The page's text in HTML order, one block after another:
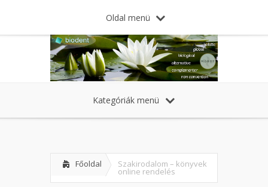
Oldal menü
Kategóriák menü
Főoldal Szakirodalom – könyvek
online rendelés